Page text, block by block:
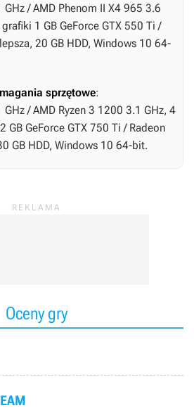
/ AMD Phenom II X4 965 3.6
1 GB GeForce GTX 550 Ti /
20 GB HDD, Windows 10 64-
sprzętowe:
/ AMD Ryzen 3 1200 3.1 GHz, 4
GB GeForce GTX 750 Ti / Radeon
GB HDD, Windows 10 64-bit.
Oceny gry